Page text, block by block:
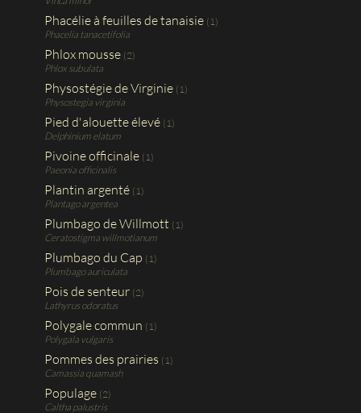
Phacélie à feuilles de tanaisie (1)
Phacelia tanacetifolia
Phlox mousse (2)
Phlox subulata
Physostégie de Virginie (1)
Physostegia virginia
Pied d'alouette élevé (1)
Delphinium elatum
Pivoine officinale (1)
Paeonia officinalis
Plantin argenté (1)
Plantago argentea
Plumbago de Willmott (1)
Ceratostigma willmotianum
Plumbago du Cap (1)
Plumbago auriculata
Pois de senteur (2)
Lathyrus odoratus
Polygale commun (1)
Polygala vulgaris
Pommes des prairies (1)
Camassia quamash
Populage (2)
Caltha palustris